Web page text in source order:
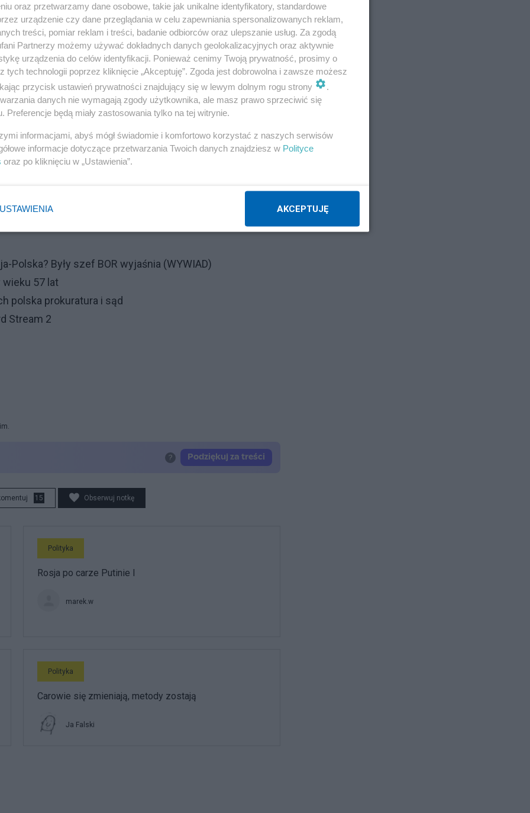
i usług kapitałowych i finansowych UE, UE dąży do
- czytamy w komunikacie Rady UE.
oznacza, że sankcjami za naruszanie integralności
i 52 podmioty.
osób, zostaną wkrótce opublikowane w
Polska? Były szef BOR wyjaśnia (WYWIAD)
wieku 57 lat
polska prokuratura i sąd
Stream 2
15 Obserwuj notkę
Polityka
Rosja po carze Putinie I
marek.w
Polityka
Carowie się zmieniają, metody zostają
Ja Falski
oraz przetwarzamy dane osobowe, takie jak unikalne identyfikatory, standardowe
urządzenie czy dane przeglądania w celu zapewniania spersonalizowanych reklam,
treści, pomiar reklam i treści, badanie odbiorców oraz ulepszanie usług. Za zgodą
Partnerzy możemy używać dokładnych danych geolokalizacyjnych oraz aktywnie
urządzenia do celów identyfikacji. Ponieważ cenimy Twoją prywatność, prosimy o
tych technologii poprzez kliknięcie „Akceptuję”. Zgoda jest dobrowolna i zawsze możesz
przycisk ustawień prywatności znajdujący się w lewym dolnym rogu strony
.
danych nie wymagają zgody użytkownika, ale masz prawo sprzeciwić się
Preferencje będą miały zastosowania tylko na tej witrynie.
informacjami, abyś mógł świadomie i komfortowo korzystać z naszych serwisów
informacje dotyczące przetwarzania Twoich danych znajdziesz w Polityce
oraz po kliknięciu w „Ustawienia”.
USTAWIENIA AKCEPTUJĘ